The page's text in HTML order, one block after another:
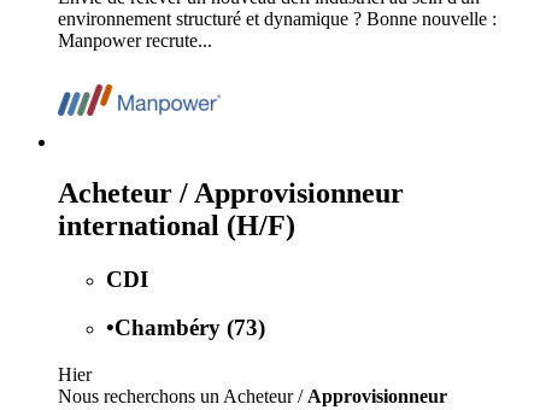
environnement structuré et dynamique ? Bonne nouvelle :
Manpower recrute...
Acheteur / Approvisionneur
international (H/F)
CDI
•Chambéry (73)
Hier
Nous recherchons un Acheteur / Approvisionneur